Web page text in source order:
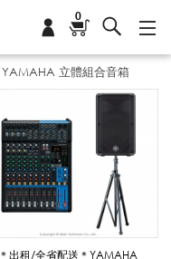
0
YAMAHA 立體組合音箱
＊出租/全省配送＊YAMAHA